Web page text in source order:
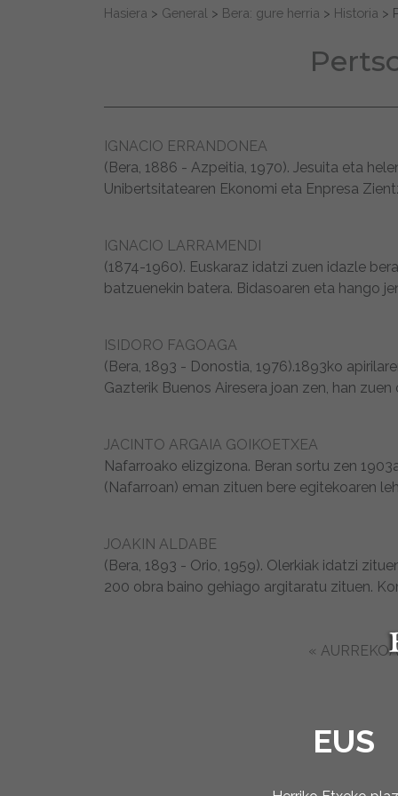
EUS
Search for:
Hasiera > General > Bera: gure herria > Historia >
IGNACIO ERRANDONEA
(Bera, 1886 - Azpeitia, 1970). Jesuita eta
Unibertsitatearen Ekonomi eta Enpresa
IGNACIO LARRAMENDI
(1874-1960). Euskaraz idatzi zuen idazle
batzuenekin batera. Bidasoaren eta hango
ISIDORO FAGOAGA
(Bera, 1893 - Donostia, 1976).1893ko
Gazterik Buenos Airesera joan zen, han
JACINTO ARGAIA GOIKOETXEA
Nafarroako elizgizona. Beran sortu zen
(Nafarroan) eman zituen bere egitekoaren
JOAKIN ALDABE
(Bera, 1893 - Orio, 1959). Olerkiak idatzi
200 obra baino gehiago argitaratu zituen.
« AURREKOA